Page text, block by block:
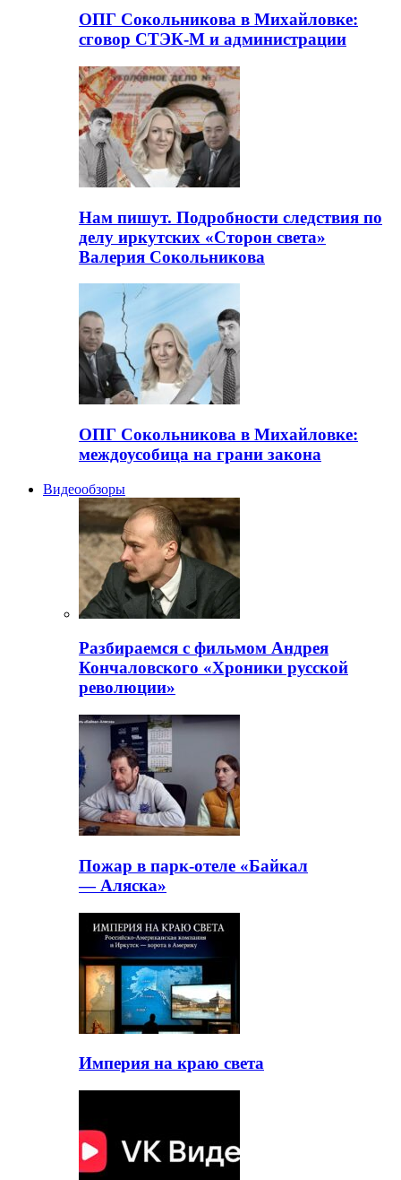
ОПГ Сокольникова в Михайловке:
сговор СТЭК-М и администрации
Нам пишут. Подробности следствия по
делу иркутских «Сторон света»
Валерия Сокольникова
ОПГ Сокольникова в Михайловке:
междоусобица на грани закона
Видеообзоры
Разбираемся с фильмом Андрея
Кончаловского «Хроники русской
революции»
Пожар в парк-отеле «Байкал
— Аляска»
Империя на краю света